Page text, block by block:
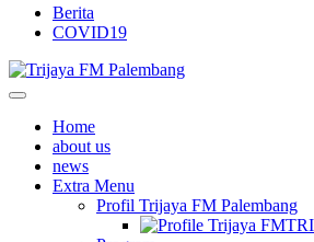
Berita
COVID19
Home
about us
news
Extra Menu
Profil Trijaya FM Palembang